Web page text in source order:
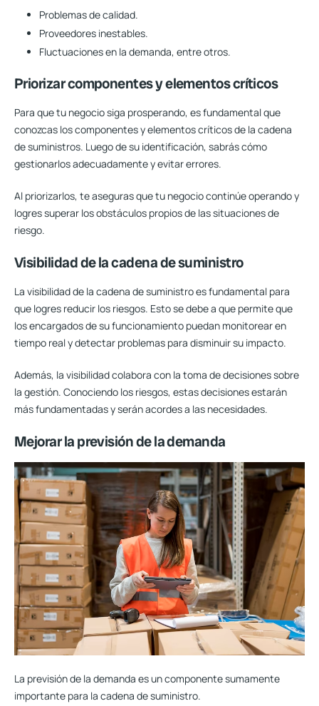
Problemas de calidad.
Proveedores inestables.
Fluctuaciones en la demanda, entre otros.
Priorizar componentes y elementos críticos
Para que tu negocio siga prosperando, es fundamental que
conozcas loscomponentes y elementos críticos de la cadena
de suministros. Luego de su identificación, sabrás cómo
gestionarlos adecuadamente y evitar errores.
Al priorizarlos, te aseguras que tu negocio continúe operando y
logres superar los obstáculos propios de las situaciones de
riesgo.
Visibilidad de la cadena de suministro
La visibilidad de la cadena de suministro es fundamental para
que logres reducir los riesgos. Esto se debe a que permite que
los encargados de su funcionamiento puedan monitorear en
tiempo real y detectar problemas para disminuir su impacto.
Además, la visibilidad colabora con la toma de decisiones sobre
la gestión. Conociendo los riesgos, estas decisiones estarán
más fundamentadas y serán acordes a las necesidades.
Mejorar la previsión de la demanda
La previsión de la demanda es uncomponente sumamente
importante para la cadena de suministro.